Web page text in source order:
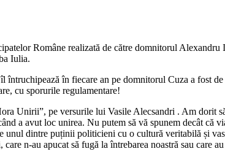
Române realizată de către domnitorul
Iulia.
în fiecare an pe domnitorul Cuza a fost
cu sporurile regulamentare!
Unirii”, pe versurile lui Vasile Alecsandri . Am dorit
a avut loc unirea. Nu putem să vă spunem decât că
dintre puținii politicieni cu o cultură veritabilă și
n-au apucat să fugă la întrebarea noastră sau care